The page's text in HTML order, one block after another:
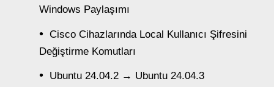
Windows Paylaşımı
Cisco Cihazlarında Local Kullanıcı Şifresini
Değiştirme Komutları
Ubuntu 24.04.2 → Ubuntu 24.04.3